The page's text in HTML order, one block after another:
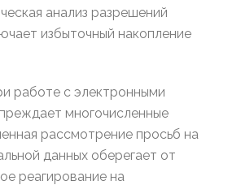
анализ разрешений
избыточный накопление
работе с электронными
многочисленные
рассмотрение просьб на
данных оберегает от
реагирование на